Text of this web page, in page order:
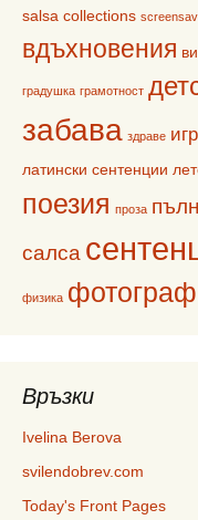
salsa collections
вдъхновения
градушка грамотност
забава здраве
латински сентенции
поезия проза
салса
физика
Връзки
Ivelina Berova
svilendobrev.com
Today's Front Pages